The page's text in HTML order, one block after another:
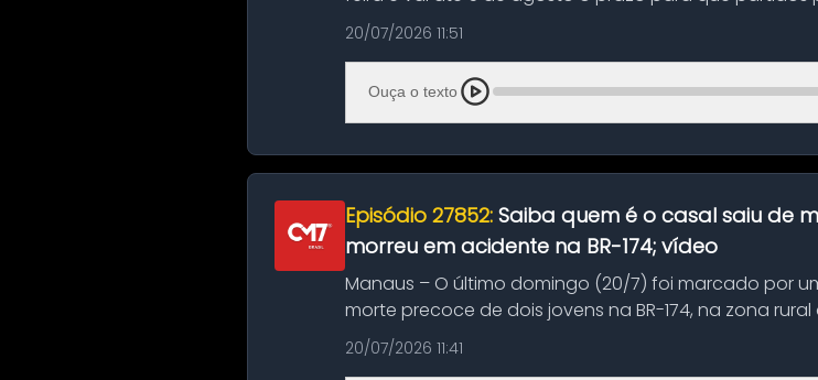
suas convençõ...
20/07/2026 11:51
Ouça o texto
Episódio 27852: Saiba quem é o casal saiu de
morreu em acidente na BR-174; vídeo
Manaus – O último domingo (20/7) foi marcado por
morte precoce de dois jovens na BR-174, na zona
típico café regio...
20/07/2026 11:41